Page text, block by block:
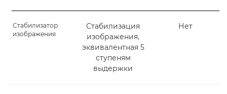
Стабилизатор
изображения
Стабилизация
изображения,
эквивалентная 5
ступеням
выдержки
Нет